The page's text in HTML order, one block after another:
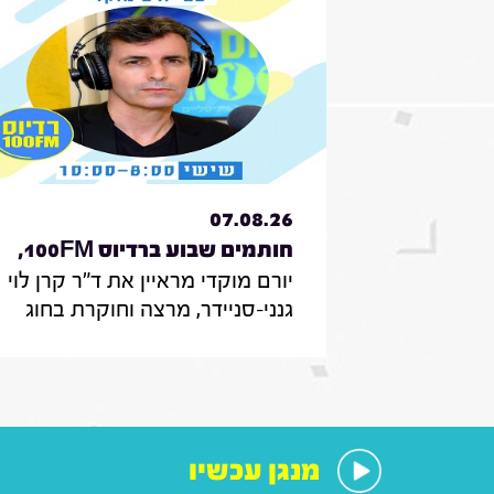
07.08.26
חותמים שבוע ברדיוס 100FM,
תכנית 330, 07 באוגוסט 2026
יורם מוקדי מראיין את ד"ר קרן לוי
גנני-סניידר, מרצה וחוקרת בחוג
אי-הישארותם של אזרחים ללא
חוקרת תקשורת באונ' בר אילן, על
מנגן עכשיו